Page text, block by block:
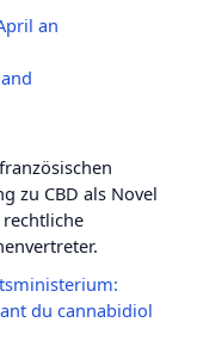
an
zu CBD als Novel
du cannabidiol